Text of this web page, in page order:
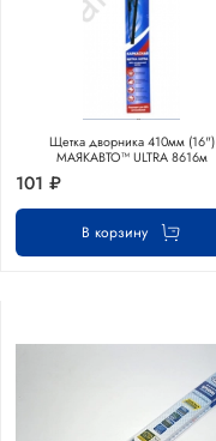
Щетка дворника 410мм (16")
МАЯКАВТО™ ULTRA 8616м
101 ₽
В корзину